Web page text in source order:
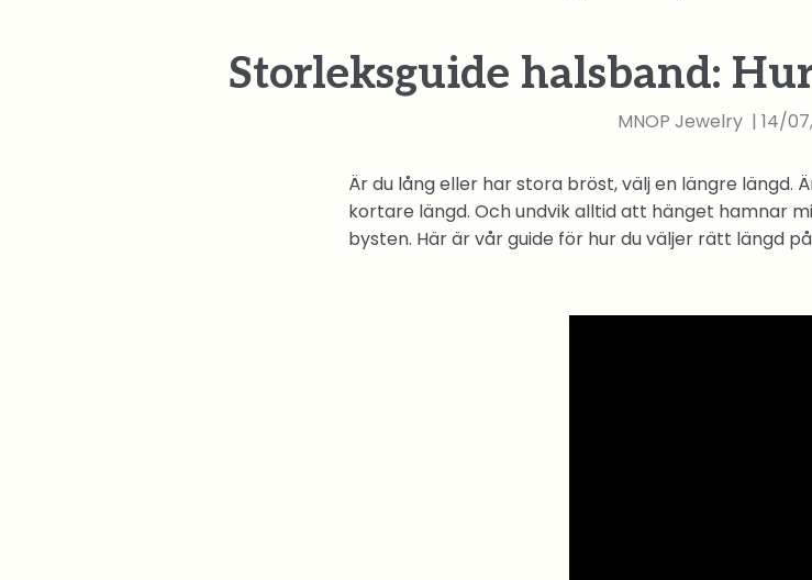
Storleksguide halsband:
MNOP Jewelry | 14/
Är du lång eller har stora bröst, välj en längre längd.
kortare längd. Och undvik alltid att hänget hamnar
bysten. Här är vår guide för hur du väljer rätt längd